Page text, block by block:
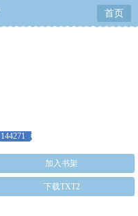
首页
144271
加入书架
下载TXT2